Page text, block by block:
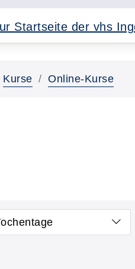
Kurse Online-Kurse